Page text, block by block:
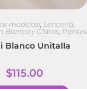
modelos! Lencería
Blanco y Claros Pantys
Blanco Unitalla
$115.00